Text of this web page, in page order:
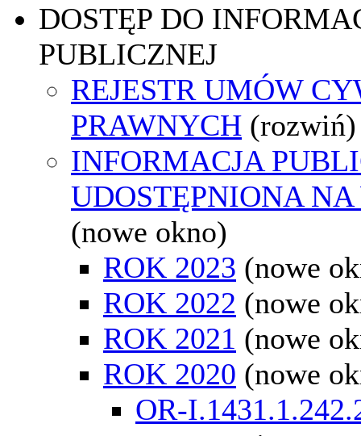
DOSTĘP DO
PUBLICZNEJ
REJESTR UMÓW
PRAWNYCH (rozwiń)
INFORMACJA
UDOSTĘPNIONA
(nowe okno)
ROK 2023 (nowe
ROK 2022 (nowe
ROK 2021 (nowe
ROK 2020 (nowe
OR-